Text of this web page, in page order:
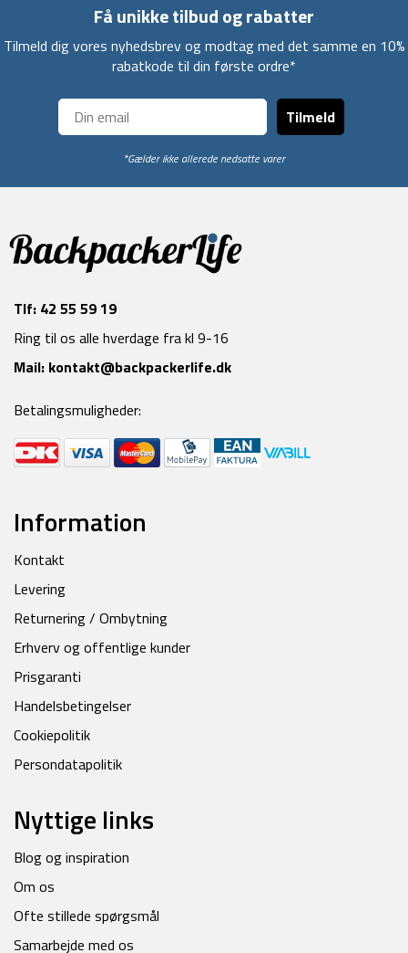
Få unikke tilbud og rabatter
Tilmeld dig vores nyhedsbrev og modtag med det samme en 10%
rabatkode til din første ordre*
Tilmeld
*Gælder ikke allerede nedsatte varer
Tlf: 42 55 59 19
Ring til os alle hverdage fra kl 9-16
Mail: kontakt@backpackerlife.dk
Betalingsmuligheder:
Information
Kontakt
Levering
Returnering / Ombytning
Erhverv og offentlige kunder
Prisgaranti
Handelsbetingelser
Cookiepolitik
Persondatapolitik
Nyttige links
Blog og inspiration
Om os
Ofte stillede spørgsmål
Samarbejde med os